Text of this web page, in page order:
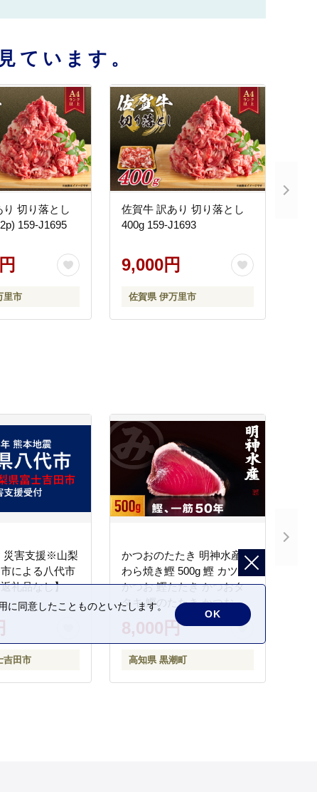
ています。
切り落とし
159-J1695
里市
佐賀牛 訳あり 切り落とし
400g 159-J1693
9,000円
佐賀県 伊万里市
災害支援※山梨
による八代市
礼品なし】
吉田市
かつおのたたき 明神水産
わら焼き鰹 500g 鰹 カツオ
かつお 鰹たたき かつおタ
タキ 鰹のたたき かつおの
タタキ 藁焼き わら焼き 魚
さかな 海鮮 刺身 お刺身 冷
ご当地 本場 高知 黒潮町 ギ
フト 贈答品 人気 返礼品 ふ
8,000円
高知県 黒潮町
同意したことものといたします。
OK